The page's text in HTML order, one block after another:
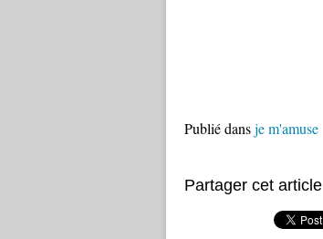
Publié dansje m'amuse
Partager cet article